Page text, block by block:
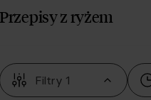
Przepisy z ryżem
Filtry 1